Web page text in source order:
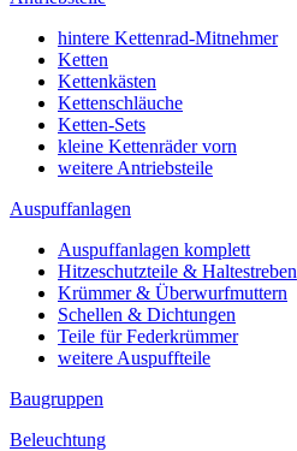
hintere Kettenrad-Mitnehmer
Ketten
Kettenkästen
Kettenschläuche
Ketten-Sets
kleine Kettenräder vorn
weitere Antriebsteile
Auspuffanlagen
Auspuffanlagen komplett
Hitzeschutzteile & Haltestreben
Krümmer & Überwurfmuttern
Schellen & Dichtungen
Teile für Federkrümmer
weitere Auspuffteile
Baugruppen
Beleuchtung